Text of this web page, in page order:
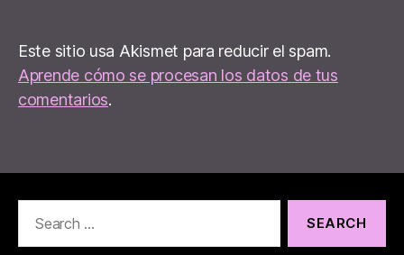
Este sitio usa Akismet para reducir el spam.
Aprende cómo se procesan los datos de tus
comentarios.